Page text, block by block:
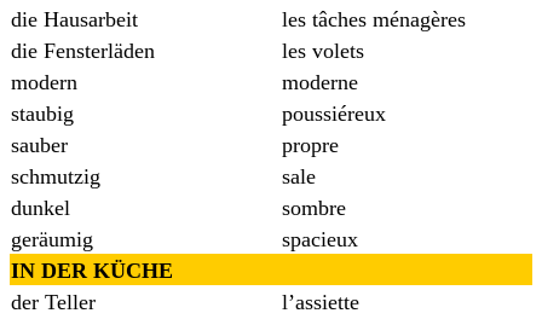
die Hausarbeit
les tâches ménagères
die Fensterläden
les volets
modern
moderne
staubig
poussiéreux
sauber
propre
schmutzig
sale
dunkel
sombre
geräumig
spacieux
IN DER KÜCHE
der Teller
l’assiette